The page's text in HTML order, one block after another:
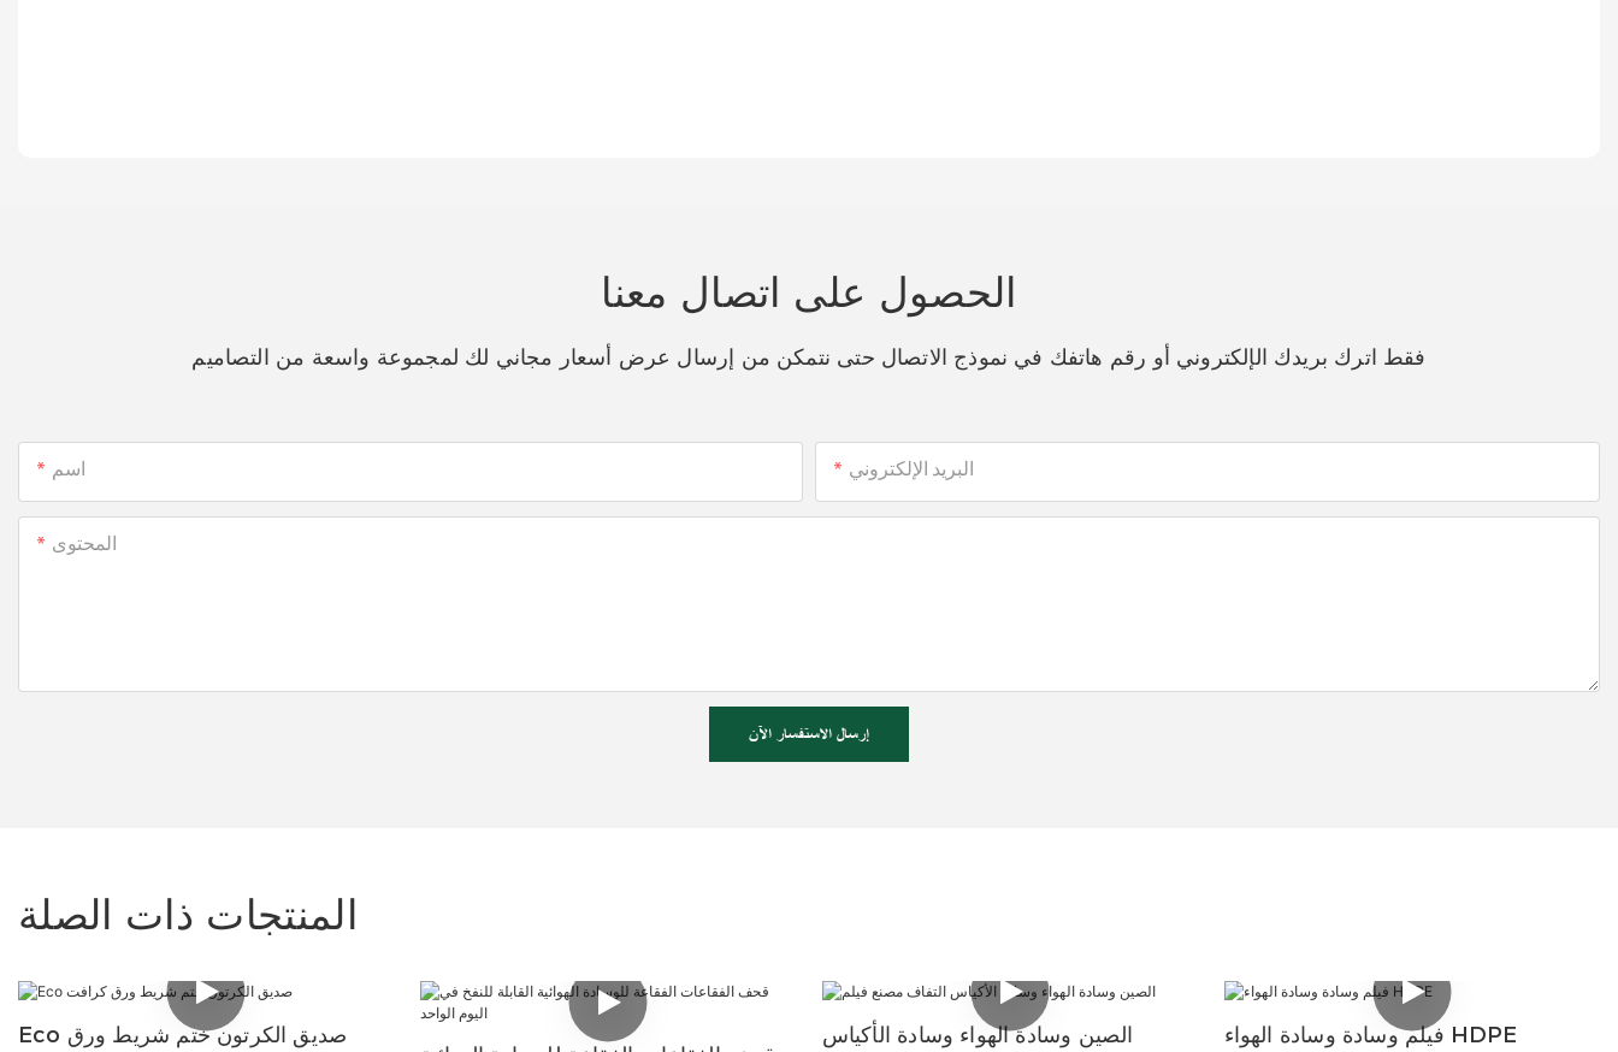
الحصول على اتصال معنا
فقط اترك بريدك الإلكتروني أو رقم هاتفك في نموذج الاتصال حتى نتمكن من إرسال عرض أسعار مجاني لك لمجموعة واسعة من التصاميم
اسم البريد الإلكتروني
المحتوى
إرسال الاستفسار الآن
المنتجات ذات الصلة
Eco صديق الكرتون ختم شريط ورق الصين وسادة الهواء وسادة الأكياس فيلم وسادة وسادة الهواء HDPE